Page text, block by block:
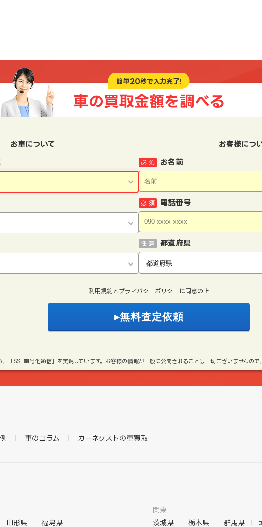
簡単20秒で入力完了!
車の買取金額を調べる
お車について お客様につ
お名前
必 須
電話番号
必 須
都道府県
任 意
利用規約 と プライバシーポリシー に同意の上
「SSL暗号化通信」を実現しています。お客様の情報が一般に公開されることは一切ございませんの
車のコラム カーネクストの車買取
山形県 福島県
関東
茨城県
栃木県 群馬県